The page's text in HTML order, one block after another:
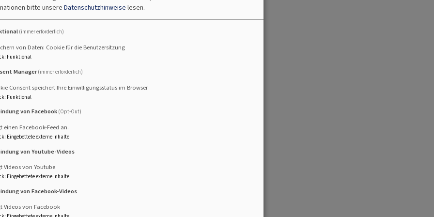
Byzantinischen Ritus
und Ziele
Bewegung. Ihr Ziel ist es, Trennendes zu
bitte unsere Datenschutzhinweise lesen.
(immer erforderlich)
von Daten: Cookie für die Benutzersitzung
: Funktional
Manager(immer erforderlich)
Consent speichert Ihre Einwilligungsstatus im Browser
: Funktional
von Facebook (Opt-Out)
einen Facebook-Feed an.
: Eingebettete externe Inhalte
von Youtube-Videos
Videos von Youtube
: Eingebettete externe Inhalte
von Facebook-Videos
Videos von Facebook